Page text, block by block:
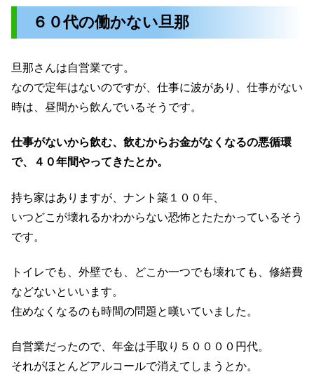
６０代の働かない旦那
旦那さんは自営業です。
なので定年はないのですが、仕事に波があり、仕事がない
時は、昼間から飲んでいるそうです。
仕事がないから飲む、飲むからお金がなくなるの悪循環
で、４０年間やってきたとか。
持ち家はありますが、ナント築１００年、
いつどこが壊れるかわからない恐怖とたたかっているそう
です。
トイレでも、外壁でも、どこか一つでも壊れても、修繕費
などないといいます。
住めなくなるのも時間の問題と嘆いていました。
自営業だったので、年金は手取り５００００円代。
それがほとんどアルコールで消えてしまうとか。